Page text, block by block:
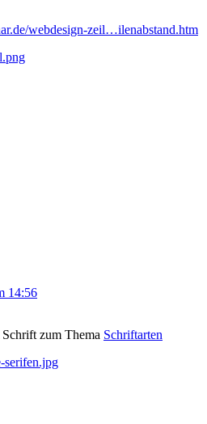
webdesign-zeil…ilenabstand.htm
14:56
zum Thema Schriftarten